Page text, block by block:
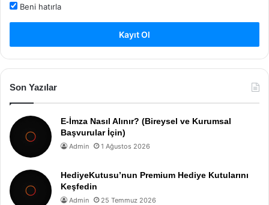
Beni hatırla
Kayıt Ol
Son Yazılar
E-İmza Nasıl Alınır? (Bireysel ve Kurumsal
Başvurular İçin)
Admin 1 Ağustos 2026
HediyeKutusu’nun Premium Hediye Kutularını
Keşfedin
Admin 25 Temmuz 2026